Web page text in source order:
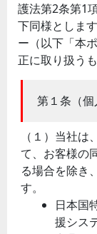
護法第2条第1
下同様としま
ー（以下「本
正に取り扱う
第１条（個
（１）当社
て、お客様の
る場合を除き
す。
日本国
援シス